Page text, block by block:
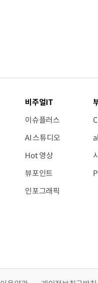
비주얼IT
이슈플러스
AI 스튜디오
Hot 영상
뷰포인트
인포그래픽